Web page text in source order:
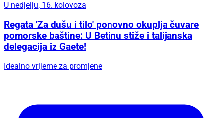
U nedjelju, 16. kolovoza
Regata 'Za dušu i tilo' ponovno okuplja čuvare
pomorske baštine: U Betinu stiže i talijanska
delegacija iz Gaete!
Idealno vrijeme za promjene